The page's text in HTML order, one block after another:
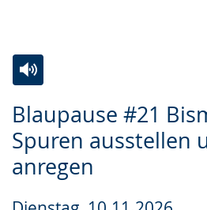
Blaupause #21
Spuren ausstellen
anregen
Leichten
Sprache
wechseln.
Audio-
Unterstützung.
Video
in
Deutscher